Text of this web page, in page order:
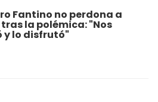
Fantino no perdona a
la polémica: "Nos
y lo disfrutó"